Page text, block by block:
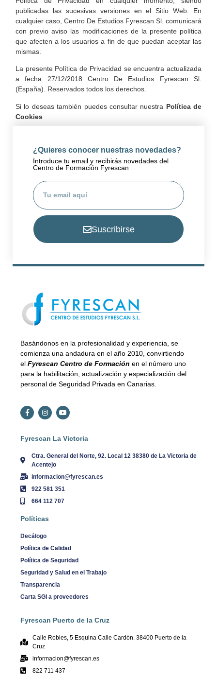
publicadas las sucesivas versiones en el Sitio Web. En
cualquier caso, Centro De Estudios Fyrescan Sl. comunicará
con previo aviso las modificaciones de la presente política
que afecten a los usuarios a fin de que puedan aceptar las
mismas.
La presente Política de Privacidad se encuentra actualizada
a fecha 27/12/2018 Centro De Estudios Fyrescan Sl.
(España). Reservados todos los derechos.
Si lo deseas también puedes consultar nuestra Política de
Cookies
¿Quieres conocer nuestras novedades?
Introduce tu email y recibirás novedades del
Centro de Formación Fyrescan
Suscribirse
Basándonos en la profesionalidad y experiencia, se
comienza una andadura en el año 2010, convirtiendo
el Fyrescan Centro de Formación en el número uno
para la habilitación, actualización y especialización del
personal de Seguridad Privada en Canarias.
Fyrescan La Victoria
Ctra. General del Norte, 92. Local 12 38380 de La Victoria de
Acentejo
informacion@fyrescan.es
922 581 351
664 112 707
Políticas
Decálogo
Política de Calidad
Política de Seguridad
Seguridad y Salud en el Trabajo
Transparencia
Carta SGI a proveedores
Fyrescan Puerto de la Cruz
Calle Robles, 5 Esquina Calle Cardón. 38400 Puerto de la
Cruz
informacion@fyrescan.es
822 711 437